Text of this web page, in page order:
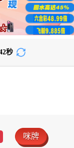
秒
咪牌